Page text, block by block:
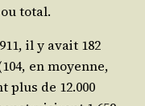
total.
il y avait 182
en moyenne,
plus de 12.000